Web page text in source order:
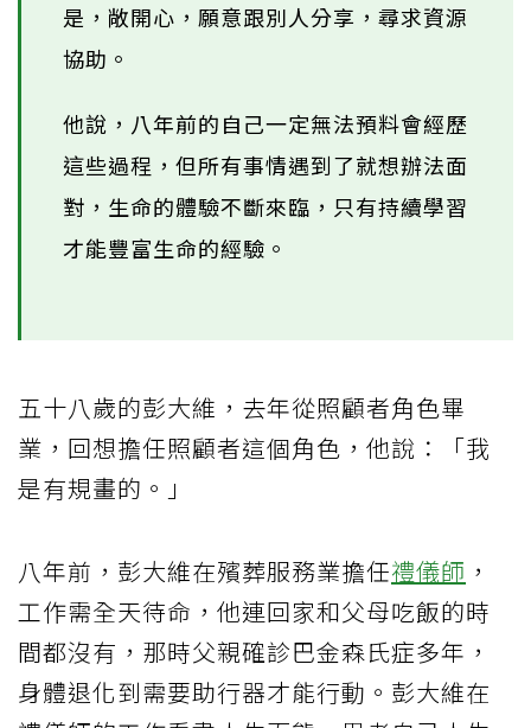
是，敞開心，願意跟別人分享，尋求資源
協助。
他說，八年前的自己一定無法預料會經歷
這些過程，但所有事情遇到了就想辦法面
對，生命的體驗不斷來臨，只有持續學習
才能豐富生命的經驗。
五十八歲的彭大維，去年從照顧者角色畢
業，回想擔任照顧者這個角色，他說：「我
是有規畫的。」
八年前，彭大維在殯葬服務業擔任禮儀師 ，
工作需全天待命，他連回家和父母吃飯的時
間都沒有，那時父親確診巴金森氏症多年，
身體退化到需要助行器才能行動。彭大維在